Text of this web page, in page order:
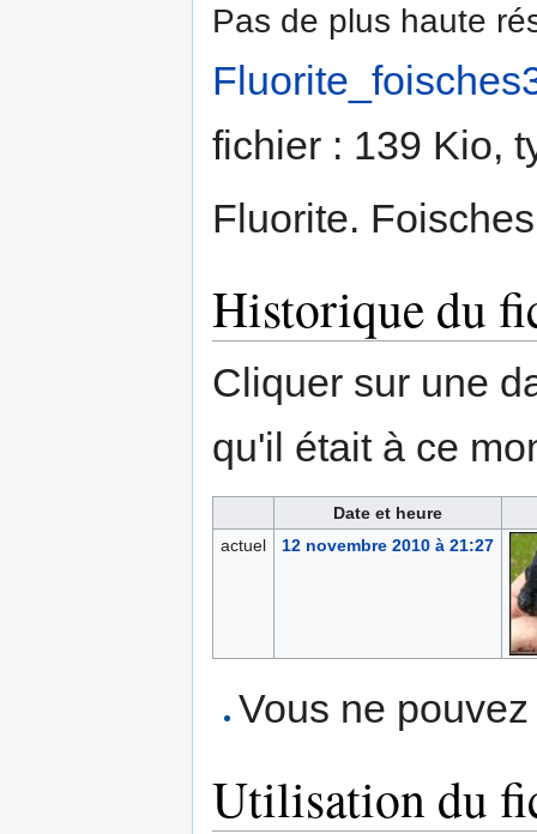
Pas de plus haute
fichier : 139 Kio,
Fluorite.
Historique du
Cliquer sur une
qu'il était à ce
Date et heure
actuel
12 novembre 2010 à 21:27
Vous ne
Utilisation du